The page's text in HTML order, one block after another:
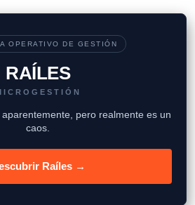
OPERATIVO DE GESTIÓN
RAÍLES
pero realmente es un
caos.
Raíles →